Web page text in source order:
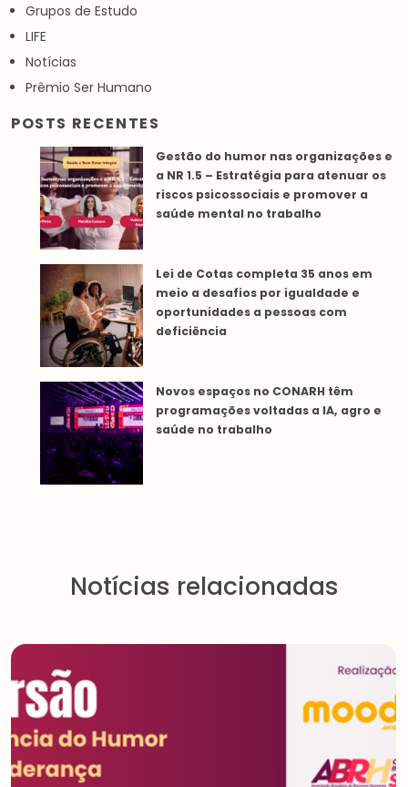
Grupos de Estudo
LIFE
Notícias
Prêmio Ser Humano
POSTS RECENTES
Gestão do humor nas organizações e
a NR 1.5 – Estratégia para atenuar os
riscos psicossociais e promover a
saúde mental no trabalho
Lei de Cotas completa 35 anos em
meio a desafios por igualdade e
oportunidades a pessoas com
deficiência
Novos espaços no CONARH têm
programações voltadas a IA, agro e
saúde no trabalho
Notícias relacionadas